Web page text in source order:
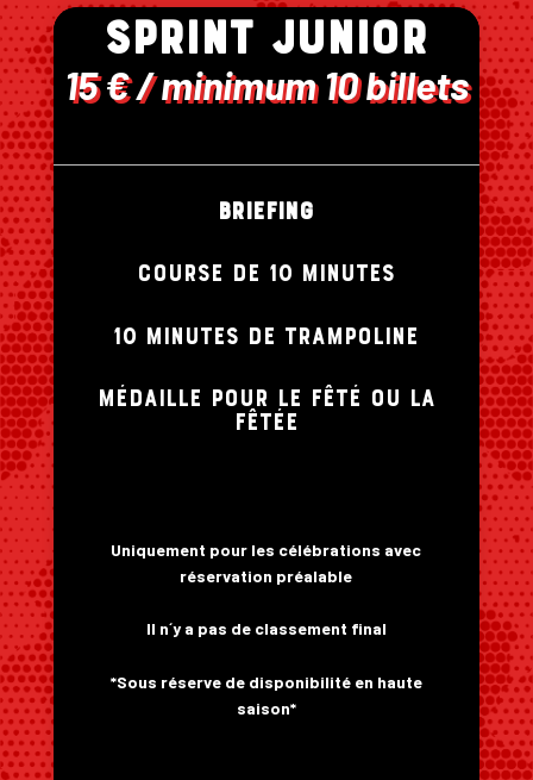
SPRINT JUNIOR
15 € / minimum 10 billets
Briefing
COURSE DE 10 MINUTES
10 MINUTES DE TRAMPOLINE
MÉDAILLE POUR LE FÊTÉ ou LA
FÊTÉE
Uniquement pour les célébrations avec
réservation préalable
Il n´y a pas de classement final
*Sous réserve de disponibilité en haute
saison*